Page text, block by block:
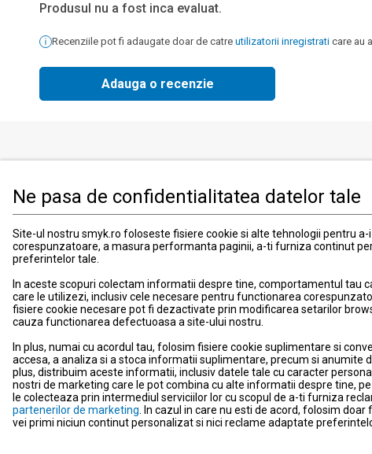
Ne pasa de confidentialitatea datelor tale
Site-ul nostru smyk.ro foloseste fisiere cookie si alte tehnologii pentru
corespunzatoare, a masura performanta paginii, a-ti furniza continut
preferintelor tale.
In aceste scopuri colectam informatii despre tine, comportamentul tau
care le utilizezi, inclusiv cele necesare pentru functionarea
fisiere cookie necesare pot fi dezactivate prin modificarea setarilor
cauza functionarea defectuoasa a site-ului nostru.
In plus, numai cu acordul tau, folosim fisiere cookie suplimentare si
accesa, a analiza si a stoca informatii suplimentare, precum si anumite
plus, distribuim aceste informatii, inclusiv datele tale cu caracter
nostri de marketing care le pot combina cu alte informatii despre tine,
le colecteaza prin intermediul serviciilor lor cu scopul de a-ti furniza
partenerilor de marketing . In cazul in care nu esti de acord, folosim
vei primi niciun continut personalizat si nici reclame adaptate
Produsul nu a fost inca evaluat.
Recenziile pot fi adaugate doar de catre utilizatorii inregistrati care au
Adauga o recenzie
Imbracaminte, incaltaminte si accesorii
Jucarii si jocuri
Promotii
Blog smyk.com
Contact
Suport
Card Cadou
Costuri si
Locatii
Comunicare
Newsletter